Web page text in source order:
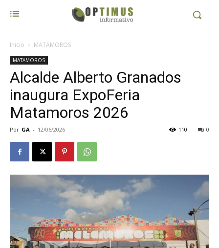
Inicio MATAMOROS
MATAMOROS
Alcalde Alberto Granados
inaugura ExpoFeria
Matamoros 2026
Por GA - 12/06/2026 0
110